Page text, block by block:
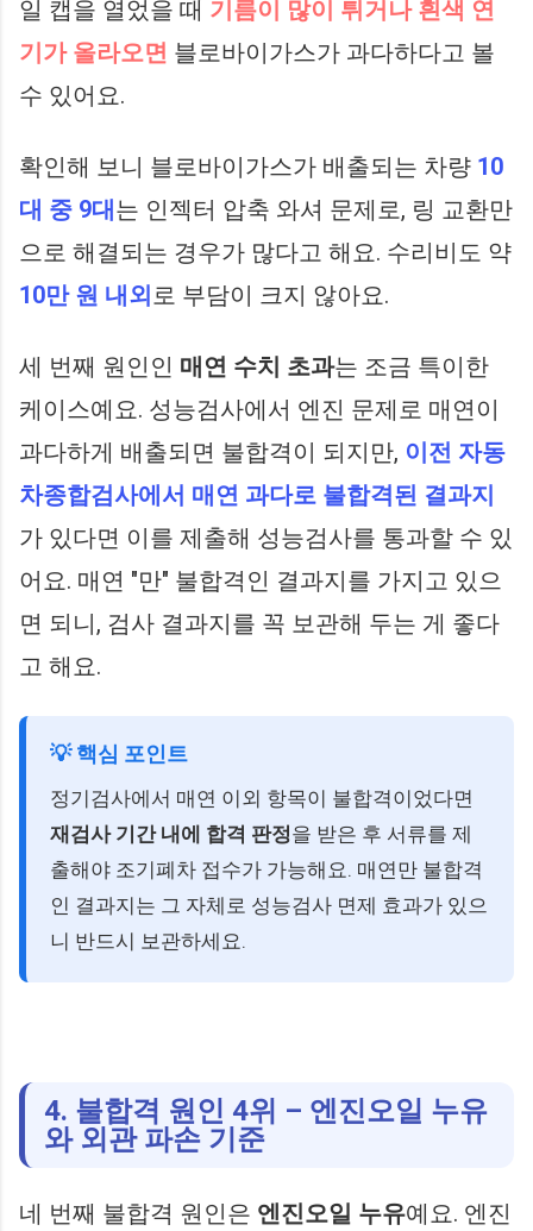
일 캡을 열었을 때 기름이 많이 튀거나 흰색 연
기가 올라오면 블로바이가스가 과다하다고 볼
수 있어요.
확인해 보니 블로바이가스가 배출되는 차량 10
대 중 9대는 인젝터 압축 와셔 문제로, 링 교환만
으로 해결되는 경우가 많다고 해요. 수리비도 약
10만 원 내외 로 부담이 크지 않아요.
세 번째 원인인 매연 수치 초과는 조금 특이한
케이스예요. 성능검사에서 엔진 문제로 매연이
과다하게 배출되면 불합격이 되지만, 이전 자동
차종합검사에서 매연 과다로 불합격된 결과지
가 있다면 이를 제출해 성능검사를 통과할 수 있
어요. 매연 "만" 불합격인 결과지를 가지고 있으
면 되니, 검사 결과지를 꼭 보관해 두는 게 좋다
고 해요.
💡 핵심 포인트
정기검사에서 매연 이외 항목이 불합격이었다면
재검사 기간 내에 합격 판정을 받은 후 서류를 제
출해야 조기폐차 접수가 가능해요. 매연만 불합격
인 결과지는 그 자체로 성능검사 면제 효과가 있으
니 반드시 보관하세요.
4. 불합격 원인 4위 – 엔진오일 누유
와 외관 파손 기준
네 번째 불합격 원인은 엔진오일 누유예요. 엔진